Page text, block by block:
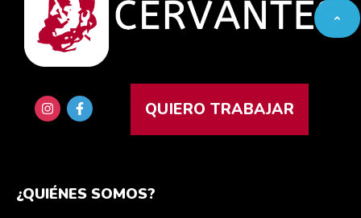
QUIERO TRABAJAR
¿QUIÉNES SOMOS?